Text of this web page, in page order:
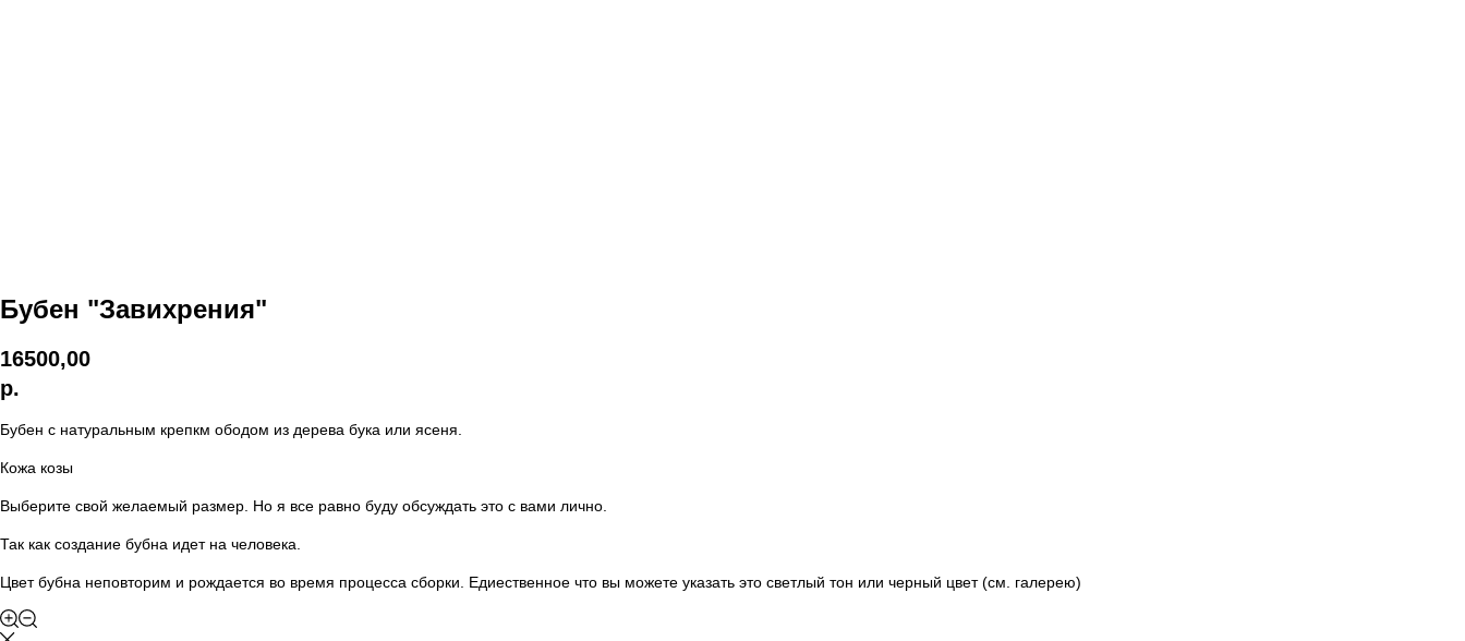
Бубен "Завихрения"
16500,00
р.
Бубен с натуральным крепкм ободом из дерева бука или ясеня.
Кожа козы
Выберите свой желаемый размер. Но я все равно буду обсуждать это с вами лично.
Так как создание бубна идет на человека.
Цвет бубна неповторим и рождается во время процесса сборки. Едиественное что вы можете указать это светлый тон или черный цвет (см. галерею)